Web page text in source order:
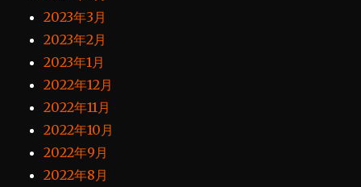
2023年3月
2023年2月
2023年1月
2022年12月
2022年11月
2022年10月
2022年9月
2022年8月